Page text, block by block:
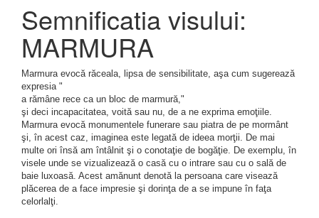
Semnificatia visului:
MARMURA
Marmura evocă răceala, lipsa de sensibilitate, aşa cum sugerează
expresia "
a rămâne rece ca un bloc de marmură,"
şi deci incapacitatea, voită sau nu, de a ne exprima emoţiile.
Marmura evocă monumentele funerare sau piatra de pe mormânt
şi, în acest caz, imaginea este legată de ideea morţii. De mai
multe ori însă am întâlnit şi o conotaţie de bogăţie. De exemplu, în
visele unde se vizualizează o casă cu o intrare sau cu o sală de
baie luxoasă. Acest amănunt denotă la persoana care visează
plăcerea de a face impresie şi dorinţa de a se impune în faţa
celorlalţi.